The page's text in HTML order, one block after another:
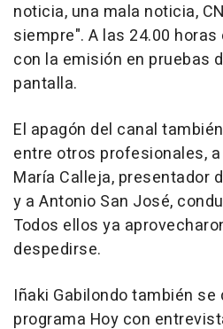
noticia, una mala noticia,
siempre". A las 24.00
con la emisión en pruebas
pantalla.
El apagón del canal
entre otros profesionales,
María Calleja, presentador
y a Antonio San José,
Todos ellos ya
despedirse.
Iñaki Gabilondo también se
programa Hoy con